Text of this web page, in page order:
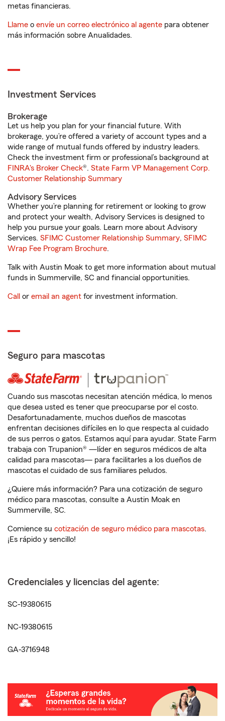
metas financieras.
Llame o envíe un correo electrónico al agente para obtener
más información sobre Anualidades.
Investment Services
Brokerage
Let us help you plan for your financial future. With
brokerage, you’re offered a variety of account types and a
wide range of mutual funds offered by industry leaders.
Check the investment firm or professional’s background at
FINRA's Broker Check®. State Farm VP Management Corp.
Customer Relationship Summary
Advisory Services
Whether you’re planning for retirement or looking to grow
and protect your wealth, Advisory Services is designed to
help you pursue your goals. Learn more about Advisory
Services. SFIMC Customer Relationship Summary, SFIMC
Wrap Fee Program Brochure.
Talk with Austin Moak to get more information about mutual
funds in Summerville, SC and financial opportunities.
Call or email an agent for investment information.
Seguro para mascotas
Cuando sus mascotas necesitan atención médica, lo menos
que desea usted es tener que preocuparse por el costo.
Desafortunadamente, muchos dueños de mascotas
enfrentan decisiones difíciles en lo que respecta al cuidado
de sus perros o gatos. Estamos aquí para ayudar. State Farm
trabaja con Trupanion® —líder en seguros médicos de alta
calidad para mascotas— para facilitarles a los dueños de
mascotas el cuidado de sus familiares peludos.
¿Quiere más información? Para una cotización de seguro
médico para mascotas, consulte a Austin Moak en
Summerville, SC.
Comience su cotización de seguro médico para mascotas.
¡Es rápido y sencillo!
Credenciales y licencias del agente:
SC-19380615
NC-19380615
GA-3716948